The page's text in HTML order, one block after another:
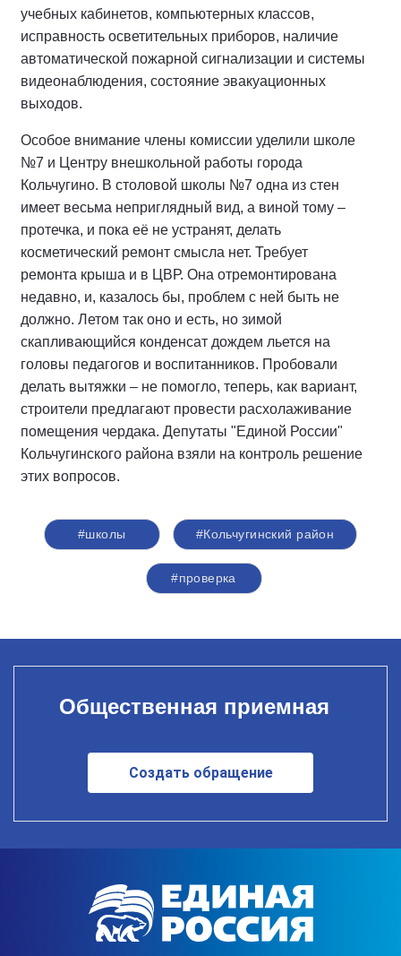
учебных кабинетов, компьютерных классов,
исправность осветительных приборов, наличие
автоматической пожарной сигнализации и системы
видеонаблюдения, состояние эвакуационных
выходов.
Особое внимание члены комиссии уделили школе
№7 и Центру внешкольной работы города
Кольчугино. В столовой школы №7 одна из стен
имеет весьма неприглядный вид, а виной тому –
протечка, и пока её не устранят, делать
косметический ремонт смысла нет. Требует
ремонта крыша и в ЦВР. Она отремонтирована
недавно, и, казалось бы, проблем с ней быть не
должно. Летом так оно и есть, но зимой
скапливающийся конденсат дождем льется на
головы педагогов и воспитанников. Пробовали
делать вытяжки – не помогло, теперь, как вариант,
строители предлагают провести расхолаживание
помещения чердака. Депутаты "Единой России"
Кольчугинского района взяли на контроль решение
этих вопросов.
#школы #Кольчугинский район
#проверка
Общественная приемная
Создать обращение